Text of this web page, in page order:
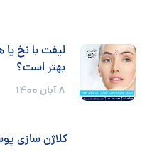
لیفت با نخ یا
بهتر است؟
8 آبان 1400
کلاژن سازی